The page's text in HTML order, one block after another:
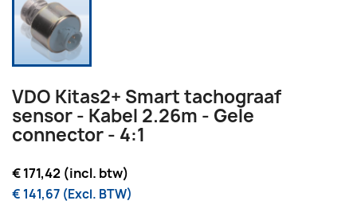
VDO Kitas2+ Smart tachograaf
sensor - Kabel 2.26m - Gele
connector - 4:1
€ 171,42 (incl. btw)
€ 141,67 (Excl. BTW)